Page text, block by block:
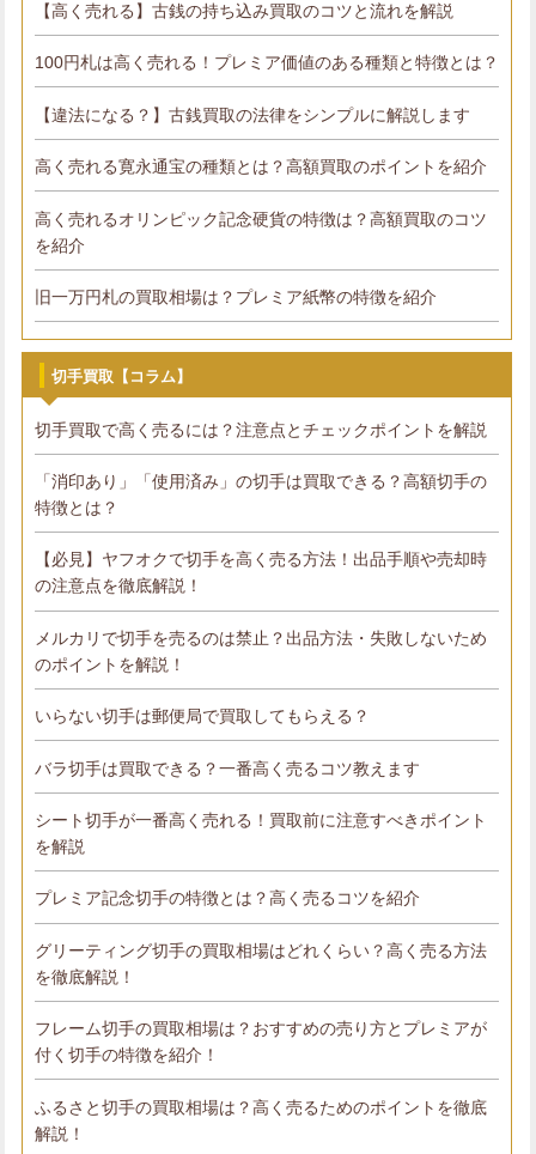
【高く売れる】古銭の持ち込み買取のコツと流れを解説
100円札は高く売れる！プレミア価値のある種類と特徴とは？
【違法になる？】古銭買取の法律をシンプルに解説します
高く売れる寛永通宝の種類とは？高額買取のポイントを紹介
高く売れるオリンピック記念硬貨の特徴は？高額買取のコツ
を紹介
旧一万円札の買取相場は？プレミア紙幣の特徴を紹介
切手買取【コラム】
切手買取で高く売るには？注意点とチェックポイントを解説
「消印あり」「使用済み」の切手は買取できる？高額切手の
特徴とは？
【必見】ヤフオクで切手を高く売る方法！出品手順や売却時
の注意点を徹底解説！
メルカリで切手を売るのは禁止？出品方法・失敗しないため
のポイントを解説！
いらない切手は郵便局で買取してもらえる？
バラ切手は買取できる？一番高く売るコツ教えます
シート切手が一番高く売れる！買取前に注意すべきポイント
を解説
プレミア記念切手の特徴とは？高く売るコツを紹介
グリーティング切手の買取相場はどれくらい？高く売る方法
を徹底解説！
フレーム切手の買取相場は？おすすめの売り方とプレミアが
付く切手の特徴を紹介！
ふるさと切手の買取相場は？高く売るためのポイントを徹底
解説！